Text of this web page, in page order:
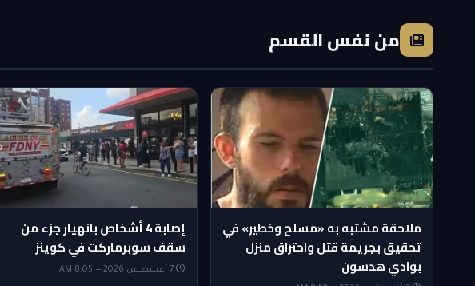
من نفس القسم
ملاحقة مشتبه به «مسلح وخطير» في
تحقيق بجريمة قتل واحتراق منزل
بوادي هدسون
إصابة 4 أشخاص بانهيار جزء من
سقف سوبرماركت في كوينز
7 أغسطس 2026 — 8:05 AM